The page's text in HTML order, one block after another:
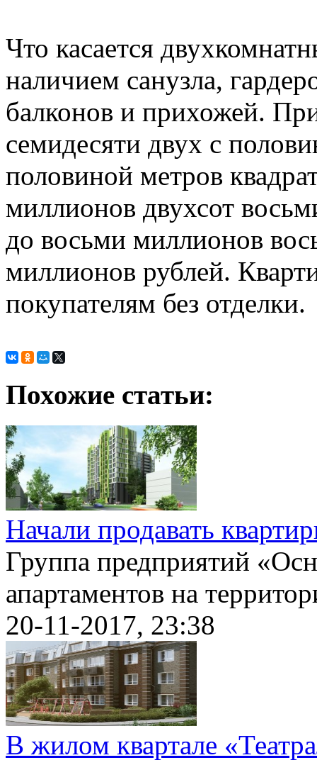
Что касается
наличием санузла,
балконов и прихожей.
семидесяти двух с
половиной метров
миллионов двухсот
до восьми миллионов
миллионов рублей.
покупателям без отделки.
Похожие статьи:
Начали продавать
Группа предприятий
апартаментов на
20-11-2017, 23:38
В жилом квартале